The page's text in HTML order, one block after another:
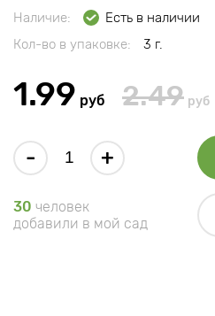
Наличие:
Есть в наличии
Кол-во в упаковке:
3 г.
1.99 руб 2.49 руб
- +
30 человек
добавили в мой сад